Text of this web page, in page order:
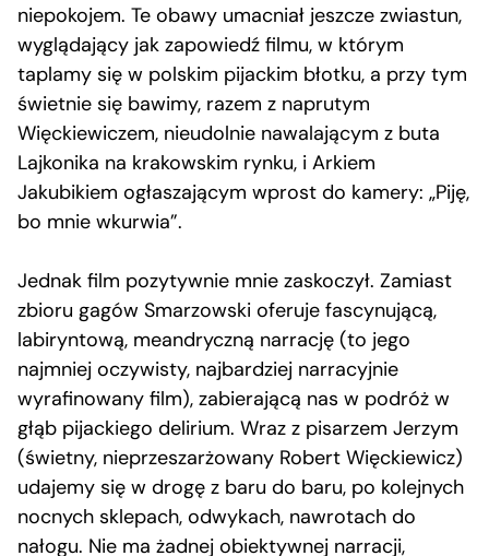
niepokojem. Te obawy umacniał jeszcze zwiastun,
wyglądający jak zapowiedź filmu, w którym
taplamy się w polskim pijackim błotku, a przy tym
świetnie się bawimy, razem z naprutym
Więckiewiczem, nieudolnie nawalającym z buta
Lajkonika na krakowskim rynku, i Arkiem
Jakubikiem ogłaszającym wprost do kamery: „Piję,
bo mnie wkurwia”.
Jednak film pozytywnie mnie zaskoczył. Zamiast
zbioru gagów Smarzowski oferuje fascynującą,
labiryntową, meandryczną narrację (to jego
najmniej oczywisty, najbardziej narracyjnie
wyrafinowany film), zabierającą nas w podróż w
głąb pijackiego delirium. Wraz z pisarzem Jerzym
(świetny, nieprzeszarżowany Robert Więckiewicz)
udajemy się w drogę z baru do baru, po kolejnych
nocnych sklepach, odwykach, nawrotach do
nałogu. Nie ma żadnej obiektywnej narracji,